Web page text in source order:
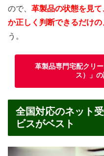
ので、 革製品の状態を見
か正しく判断できるだけ
う。
革製品専門宅配クリ
ス）」
全国対応のネット
ビスがベスト